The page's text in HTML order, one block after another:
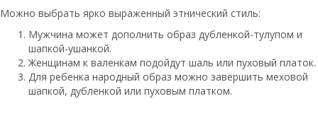
Можно выбрать ярко выраженный этнический стиль:
Мужчина может дополнить образ дубленкой-тулупом и
шапкой-ушанкой.
Женщинам к валенкам подойдут шаль или пуховый платок.
Для ребенка народный образ можно завершить меховой
шапкой, дубленкой или пуховым платком.